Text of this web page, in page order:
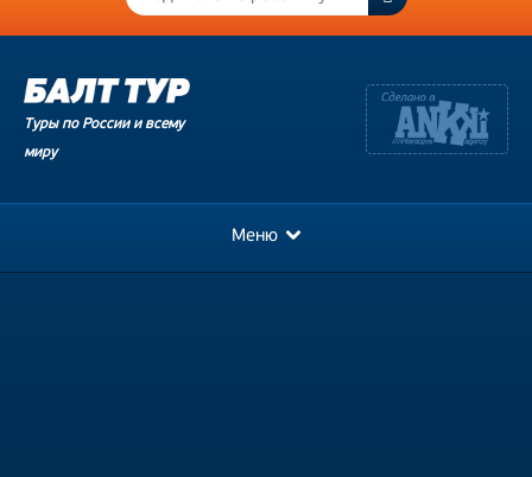
Туры по России и всему
миру
Меню